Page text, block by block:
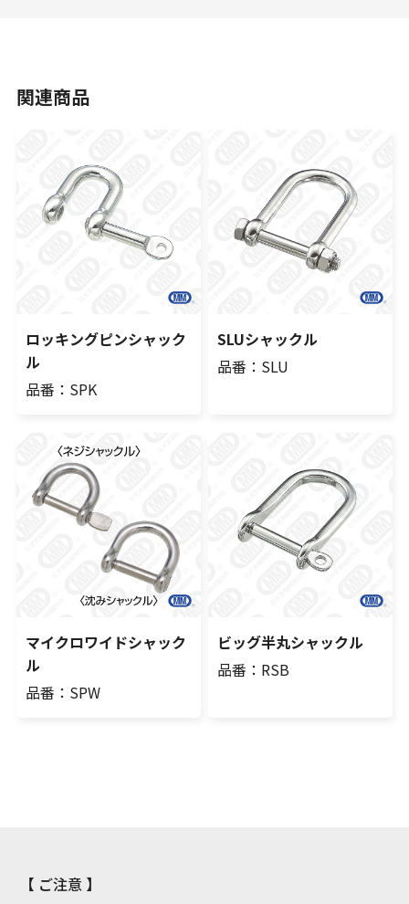
関連商品
ロッキングピンシャック
ル
品番：SPK
SLUシャックル
品番：SLU
マイクロワイドシャック
ル
品番：SPW
ビッグ半丸シャックル
品番：RSB
【 ご注意 】